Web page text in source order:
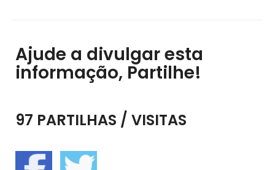
Ajude a divulgar esta
informação, Partilhe!
97 PARTILHAS / VISITAS